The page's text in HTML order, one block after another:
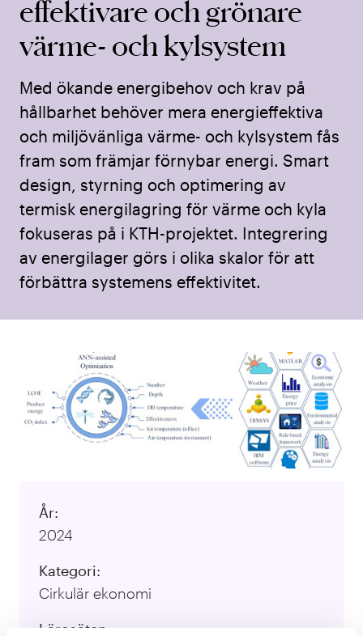
effektivare och grönare
värme- och kylsystem
Med ökande energibehov och krav på
hållbarhet behöver mera energieffektiva
och miljövänliga värme- och kylsystem fås
fram som främjar förnybar energi. Smart
design, styrning och optimering av
termisk energilagring för värme och kyla
fokuseras på i KTH-projektet. Integrering
av energilager görs i olika skalor för att
förbättra systemens effektivitet.
År:
2024
Kategori:
Cirkulär ekonomi
Lärosäten: